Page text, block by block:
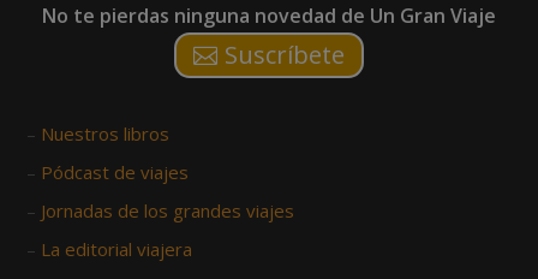
No te pierdas ninguna novedad de Un Gran Viaje
Suscríbete
– Nuestros libros
– Pódcast de viajes
– Jornadas de los grandes viajes
– La editorial viajera